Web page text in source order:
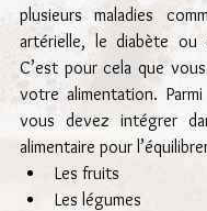
plusieurs maladies
artérielle, le diabète ou
C’est pour cela que
votre alimentation.
vous devez intégrer
alimentaire pour
Les fruits
Les légumes